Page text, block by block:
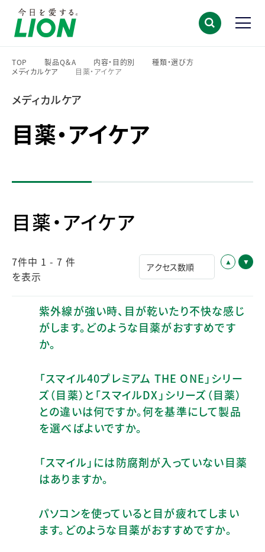
TOP
>
製品Q＆A
>
内容・目的別
種類・選び方
メディカルケア
目薬・アイケア
メディカルケア
目薬・アイケア
目薬・アイケア
7件中 1 - 7 件
を表示
紫外線が強い時、目が乾いたり不快な感じ
がします。どのような目薬がおすすめです
か。
「スマイル40プレミアム THE ONE」シリー
ズ（目薬）と「スマイルDX」シリーズ（目薬）
との違いは何ですか。何を基準にして製品
を選べばよいですか。
「スマイル」には防腐剤が入っていない目薬
はありますか。
パソコンを使っていると目が疲れてしまい
ます。どのような目薬がおすすめですか。